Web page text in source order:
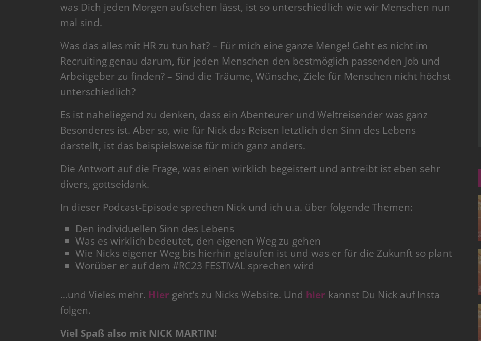
was Dich jeden Morgen aufstehen lässt, ist so unterschiedlich wie wir Menschen nun
mal sind.
Was das alles mit HR zu tun hat? – Für mich eine ganze Menge! Geht es nicht im
Recruiting genau darum, für jeden Menschen den bestmöglich passenden Job und
Arbeitgeber zu finden? – Sind die Träume, Wünsche, Ziele für Menschen nicht höchst
unterschiedlich?
Es ist naheliegend zu denken, dass ein Abenteurer und Weltreisender was ganz
Besonderes ist. Aber so, wie für Nick das Reisen letztlich den Sinn des Lebens
darstellt, ist das beispielsweise für mich ganz anders.
Die Antwort auf die Frage, was einen wirklich begeistert und antreibt ist eben sehr
divers, gottseidank.
In dieser Podcast-Episode sprechen Nick und ich u.a. über folgende Themen:
Den individuellen Sinn des Lebens
Was es wirklich bedeutet, den eigenen Weg zu gehen
Wie Nicks eigener Weg bis hierhin gelaufen ist und was er für die Zukunft so plant
Worüber er auf dem #RC23 FESTIVAL sprechen wird
…und Vieles mehr. Hier geht’s zu Nicks Website. Und hier kannst Du Nick auf Insta
folgen.
Viel Spaß also mit NICK MARTIN!